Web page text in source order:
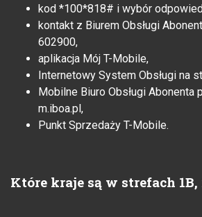
kod *100*818# i wybór
kontakt z Biurem Obsługi
602900,
aplikacja Mój T-Mobile,
Internetowy System Obsługi na
Mobilne Biuro Obsługi Abonenta
m.iboa.pl,
Punkt Sprzedaży T-Mobile.
Które kraje są w strefach 1B,